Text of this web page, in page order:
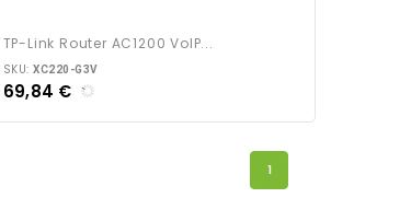
TP-Link Router AC1200 VoIP...
SKU: XC220-G3V
69,84 €
1